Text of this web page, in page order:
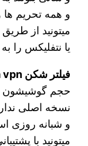
و همه تحریم ها
میتونید از
یا نتفلیکس را
فیلتر شکن Exora vpn مود شده
حجم گوشیشون
نسخه اصلی
و شبانه روزی
میتونید با